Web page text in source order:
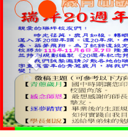
淨零綠